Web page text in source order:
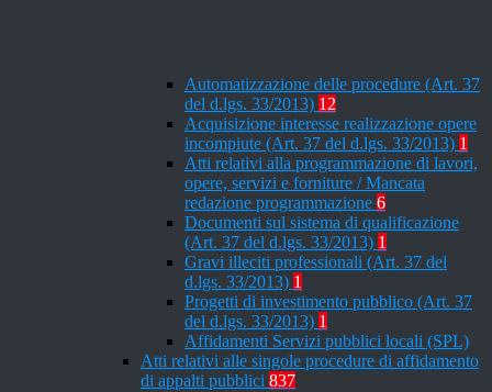
Automatizzazione delle procedure (Art. 37
del d.lgs. 33/2013) 12
Acquisizione interesse realizzazione opere
incompiute (Art. 37 del d.lgs. 33/2013) 1
Atti relativi alla programmazione di lavori,
opere, servizi e forniture / Mancata
redazione programmazione 6
Documenti sul sistema di qualificazione
(Art. 37 del d.lgs. 33/2013) 1
Gravi illeciti professionali (Art. 37 del
d.lgs. 33/2013) 1
Progetti di investimento pubblico (Art. 37
del d.lgs. 33/2013) 1
Affidamenti Servizi pubblici locali (SPL)
Atti relativi alle singole procedure di affidamento
di appalti pubblici 837